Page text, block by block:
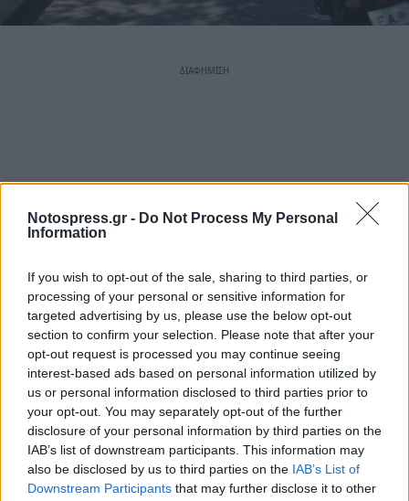
Notospress.gr - Do Not Process My Personal
Information
If you wish to opt-out of the sale, sharing to third parties, or
processing of your personal or sensitive information for
targeted advertising by us, please use the below opt-out
section to confirm your selection. Please note that after your
opt-out request is processed you may continue seeing
interest-based ads based on personal information utilized by
us or personal information disclosed to third parties prior to
your opt-out. You may separately opt-out of the further
disclosure of your personal information by third parties on the
IAB’s list of downstream participants. This information may
also be disclosed by us to third parties on the IAB’s List of
Downstream Participants that may further disclose it to other